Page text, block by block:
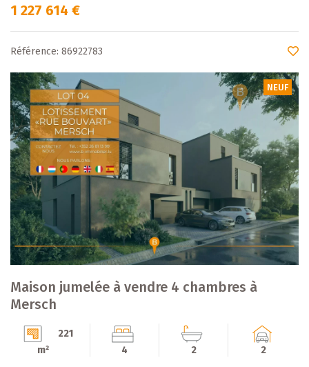
1 227 614 €
Référence: 86922783
NEUF
Maison jumelée à vendre 4 chambres à
Mersch
221
m²
4 2 2